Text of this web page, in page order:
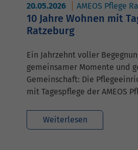
20.05.2026 AMEOS Pflege
10 Jahre Wohnen mit
Ratzeburg
Ein Jahrzehnt voller
gemeinsamer Momente und
Gemeinschaft: Die
mit Tagespflege der AMEOS
Weiterlesen